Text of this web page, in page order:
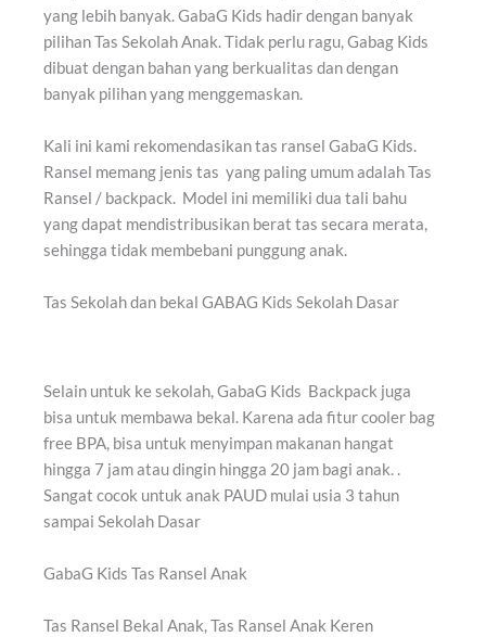
yang lebih banyak. GabaG Kids hadir dengan banyak
pilihan Tas Sekolah Anak. Tidak perlu ragu, Gabag Kids
dibuat dengan bahan yang berkualitas dan dengan
banyak pilihan yang menggemaskan.
Kali ini kami rekomendasikan tas ransel GabaG Kids.
Ransel memang jenis tas yang paling umum adalah Tas
Ransel / backpack. Model ini memiliki dua tali bahu
yang dapat mendistribusikan berat tas secara merata,
sehingga tidak membebani punggung anak.
Tas Sekolah dan bekal GABAG Kids Sekolah Dasar
Selain untuk ke sekolah, GabaG Kids Backpack juga
bisa untuk membawa bekal. Karena ada fitur cooler bag
free BPA, bisa untuk menyimpan makanan hangat
hingga 7 jam atau dingin hingga 20 jam bagi anak. .
Sangat cocok untuk anak PAUD mulai usia 3 tahun
sampai Sekolah Dasar
GabaG Kids Tas Ransel Anak
Tas Ransel Bekal Anak, Tas Ransel Anak Keren